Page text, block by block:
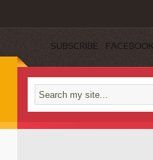
SUBSCRIBE FACEBOOK